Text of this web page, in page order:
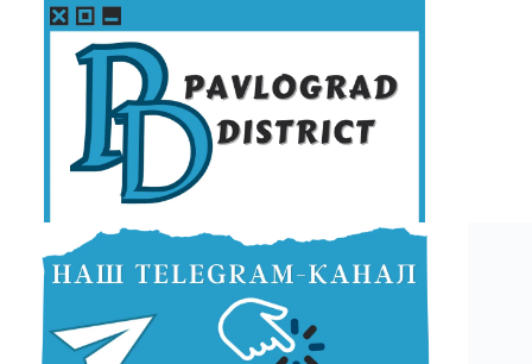
Перейти